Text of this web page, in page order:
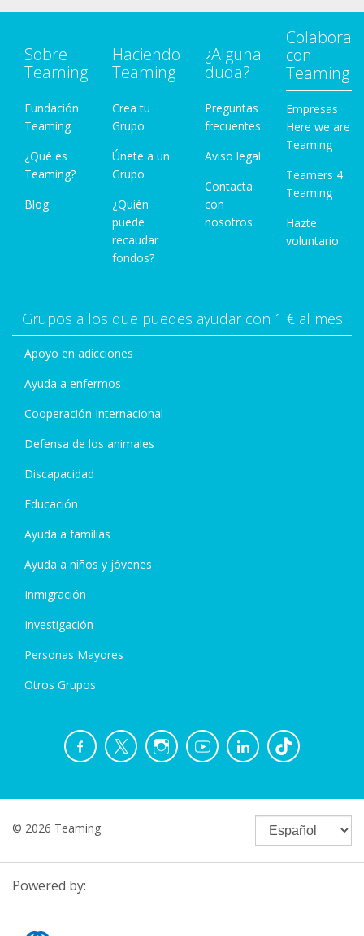
Sobre
Teaming
Fundación
Teaming
¿Qué es
Teaming?
Blog
Haciendo
Teaming
Crea tu
Grupo
Únete a un
Grupo
¿Quién
puede
recaudar
fondos?
¿Alguna
duda?
Preguntas
frecuentes
Aviso legal
Contacta
con
nosotros
Colabora
con
Teaming
Empresas
Here we are
Teaming
Teamers 4
Teaming
Hazte
voluntario
Grupos a los que puedes ayudar con 1 € al mes
Apoyo en adicciones
Ayuda a enfermos
Cooperación Internacional
Defensa de los animales
Discapacidad
Educación
Ayuda a familias
Ayuda a niños y jóvenes
Inmigración
Investigación
Personas Mayores
Otros Grupos
© 2026 Teaming
Powered by: